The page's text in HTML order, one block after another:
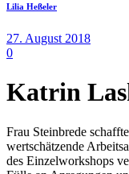
Lilia Heßeler
27. August 2018
0
Katrin
Frau Steinbrede
wertschätzende
des Einzelworkshops